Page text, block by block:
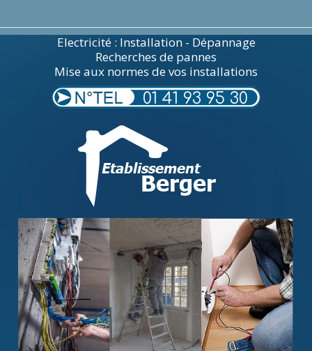
Electricité : Installation - Dépannage
Recherches de pannes
Mise aux normes de vos installations
01 41 93 95 30